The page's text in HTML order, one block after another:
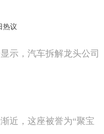
热议
示，汽车拆解龙头公司
近，这座被誉为“聚宝